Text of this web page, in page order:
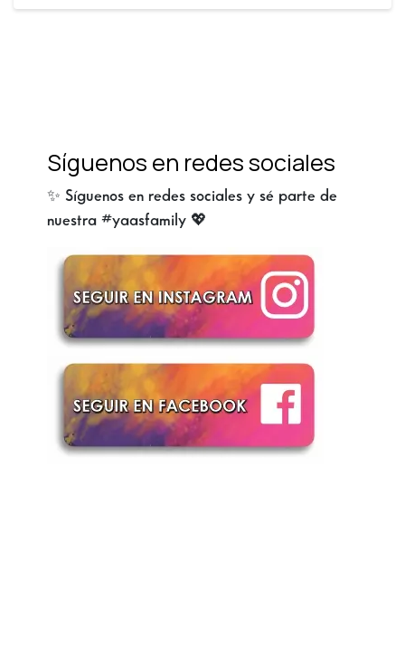
Síguenos en redes sociales
✨ Síguenos en redes sociales y sé parte de
nuestra #yaasfamily 💖